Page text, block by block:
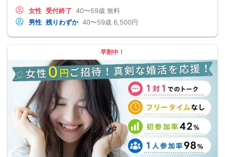
女性 受付終了 40〜59歳 無料
男性 残りわずか 40〜59歳 6,500円
早割中！